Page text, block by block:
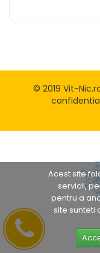
© 2019 Vit-
Acest site
servicii,
pentru a
site sunteti